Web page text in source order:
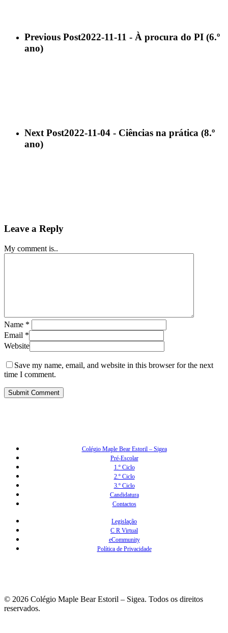
Previous Post2022-11-11 - À procura do PI (6.º
ano)
Next Post2022-11-04 - Ciências na prática (8.º
ano)
Leave a Reply
My comment is..
Name *
Email *
Website
Save my name, email, and website in this browser for the next
time I comment.
Colégio Maple Bear Estoril – Sigea
Pré-Escolar
1.º Ciclo
2.º Ciclo
3.º Ciclo
Candidatura
Contactos
Legislação
C R Virtual
eCommunity
Política de Privacidade
© 2026 Colégio Maple Bear Estoril – Sigea. Todos os direitos
reservados.